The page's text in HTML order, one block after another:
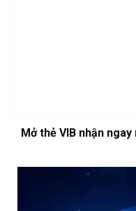
Mở thẻ VIB nhận